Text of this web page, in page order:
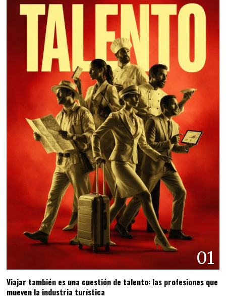
01
Viajar también es una cuestión de talento: las profesiones que
mueven la industria turística